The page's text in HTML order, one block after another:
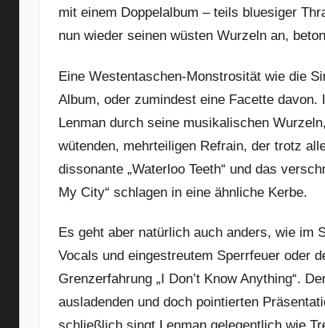
mit einem Doppelalbum – teils bluesiger
nun wieder seinen wüsten Wurzeln an,
Eine Westentaschen-Monstrosität wie die
Album, oder zumindest eine Facette
Lenman durch seine musikalischen
wütenden, mehrteiligen Refrain, der trotz
dissonante „Waterloo Teeth“ und das
My City“ schlagen in eine ähnliche Kerbe.
Es geht aber natürlich auch anders, wie im
Vocals und eingestreutem Sperrfeuer oder
Grenzerfahrung „I Don’t Know Anything“.
ausladenden und doch pointierten